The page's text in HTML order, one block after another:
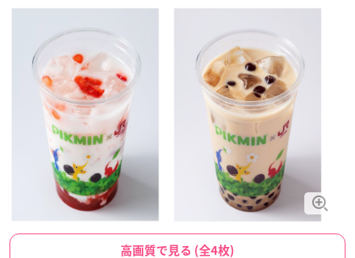
高画質で見る (全4枚)